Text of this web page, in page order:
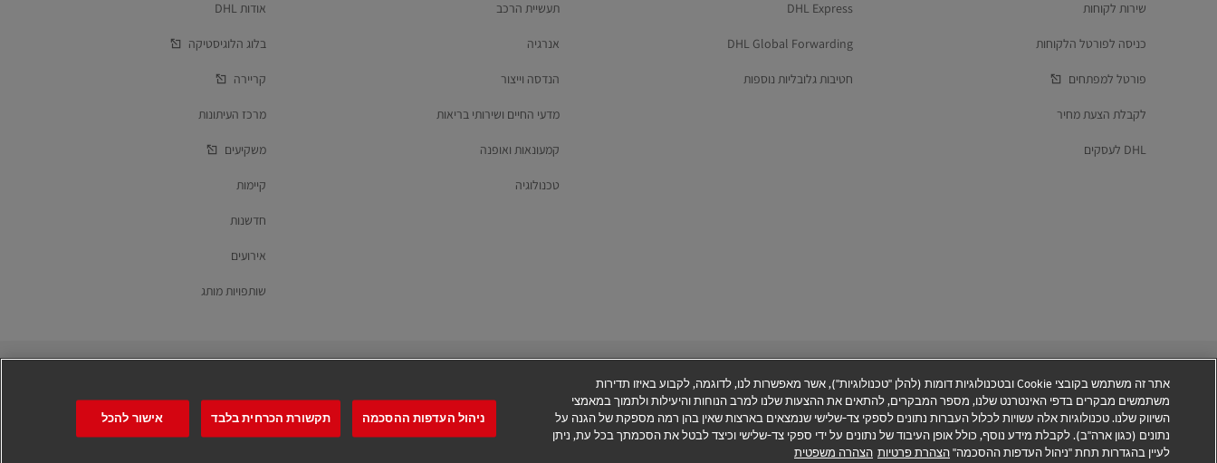
שירות לקוחות
כניסה לפורטל הלקוחות
פורטל למפתחים
לקבלת הצעת מחיר
DHL לעסקים
DHL Express
DHL Global Forwarding
חטיבות גלובליות נוספות
תעשיית הרכב
אנרגיה
הנדסה וייצור
מדעי החיים ושירותי בריאות
קמעונאות ואופנה
טכנולוגיה
אודות DHL
בלוג הלוגיסטיקה
קריירה
מרכז העיתונות
משקיעים
קיימות
חדשנות
אירועים
שותפויות מותג
מידע אודות הונאה הצהרה משפטית תנאי שימוש מדיניות הפרטיות
אתר זה משתמש בקובצי Cookie ובטכנולוגיות דומות (להלן "טכנולוגיות"), אשר מאפשרות לנו, לדוגמה, לקבוע באיזו תדירות
משתמשים מבקרים בדפי האינטרנט שלנו, מספר המבקרים, להתאים את ההצעות שלנו למרב הנוחות והיעילות ולתמוך במאמצי
השיווק שלנו. טכנולוגיות אלה עשויות לכלול העברות נתונים לספקי צד-שלישי שנמצאים בארצות שאין בהן רמה מספקת של הגנה על
נתונים (כגון ארה"ב). לקבלת מידע נוסף, כולל אופן העיבוד של נתונים על ידי ספקי צד-שלישי וכיצד לבטל את הסכמתך בכל עת, ניתן
לעיין בהגדרות תחת "ניהול העדפות ההסכמה"הצהרת פרטיות הצהרה משפטית
ניהול העדפות ההסכמה תקשורת הכרחית בלבד אישור להכל